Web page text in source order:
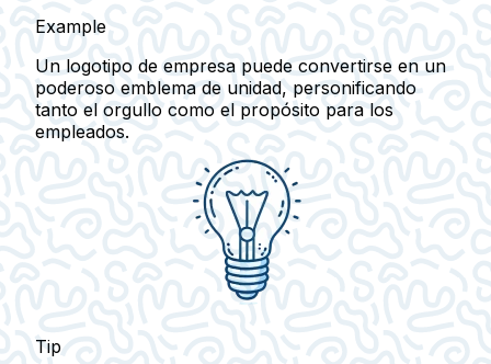
Example
Un logotipo de empresa puede convertirse en un
poderoso emblema de unidad, personificando
tanto el orgullo como el propósito para los
empleados.
Tip